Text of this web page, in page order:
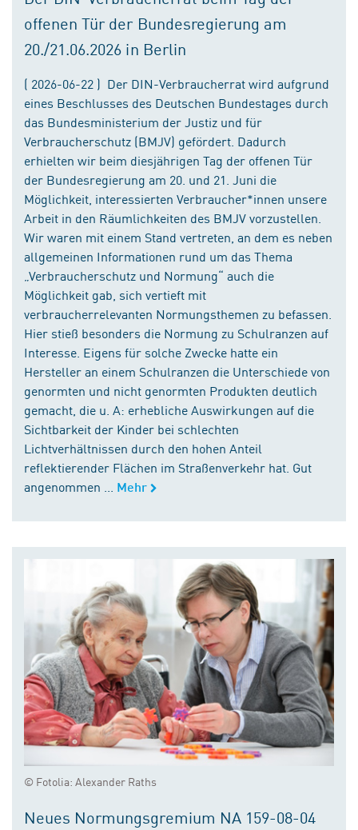
offenen Tür der Bundesregierung am
20./21.06.2026 in Berlin
( 2026-06-22 ) Der DIN-Verbraucherrat wird aufgrund
eines Beschlusses des Deutschen Bundestages durch
das Bundesministerium der Justiz und für
Verbraucherschutz (BMJV) gefördert. Dadurch
erhielten wir beim diesjährigen Tag der offenen Tür
der Bundesregierung am 20. und 21. Juni die
Möglichkeit, interessierten Verbraucher*innen unsere
Arbeit in den Räumlichkeiten des BMJV vorzustellen.
Wir waren mit einem Stand vertreten, an dem es neben
allgemeinen Informationen rund um das Thema
„Verbraucherschutz und Normung“ auch die
Möglichkeit gab, sich vertieft mit
verbraucherrelevanten Normungsthemen zu befassen.
Hier stieß besonders die Normung zu Schulranzen auf
Interesse. Eigens für solche Zwecke hatte ein
Hersteller an einem Schulranzen die Unterschiede von
genormten und nicht genormten Produkten deutlich
gemacht, die u. A: erhebliche Auswirkungen auf die
Sichtbarkeit der Kinder bei schlechten
Lichtverhältnissen durch den hohen Anteil
reflektierender Flächen im Straßenverkehr hat. Gut
angenommen ...
Mehr
© Fotolia: Alexander Raths
Neues Normungsgremium NA 159-08-04